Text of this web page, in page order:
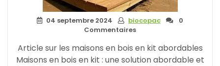
04 septembre 2024 biocopac
0
Commentaires
Article sur les maisons en bois en kit abordables
Maisons en bois en kit : une solution abordable et